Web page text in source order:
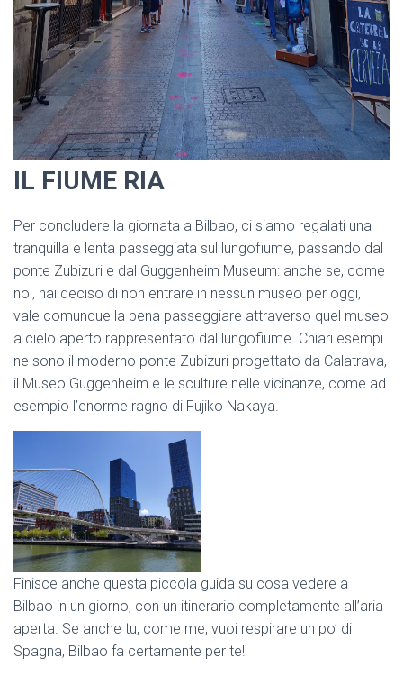
IL FIUME RIA
Per concludere la giornata a Bilbao, ci siamo regalati una
tranquilla e lenta passeggiata sul lungofiume, passando dal
ponte Zubizuri e dal Guggenheim Museum: anche se, come
noi, hai deciso di non entrare in nessun museo per oggi,
vale comunque la pena passeggiare attraverso quel museo
a cielo aperto rappresentato dal lungofiume. Chiari esempi
ne sono il moderno ponte Zubizuri progettato da Calatrava,
il Museo Guggenheim e le sculture nelle vicinanze, come ad
esempio l’enorme ragno di Fujiko Nakaya.
Finisce anche questa piccola guida su cosa vedere a
Bilbao in un giorno, con un itinerario completamente all’aria
aperta. Se anche tu, come me, vuoi respirare un po’ di
Spagna, Bilbao fa certamente per te!